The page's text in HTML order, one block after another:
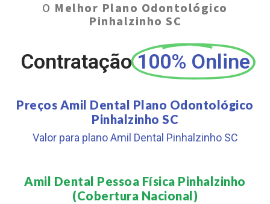
O Melhor Plano Odontológico
Pinhalzinho SC
Contratação 100% Online
Preços Amil Dental Plano Odontológico
Pinhalzinho SC
Valor para plano Amil Dental Pinhalzinho SC
Amil Dental Pessoa Física Pinhalzinho
(Cobertura Nacional)​